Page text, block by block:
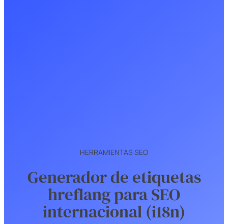
HERRAMIENTAS SEO
Generador de etiquetas
hreflang para SEO
internacional (i18n)